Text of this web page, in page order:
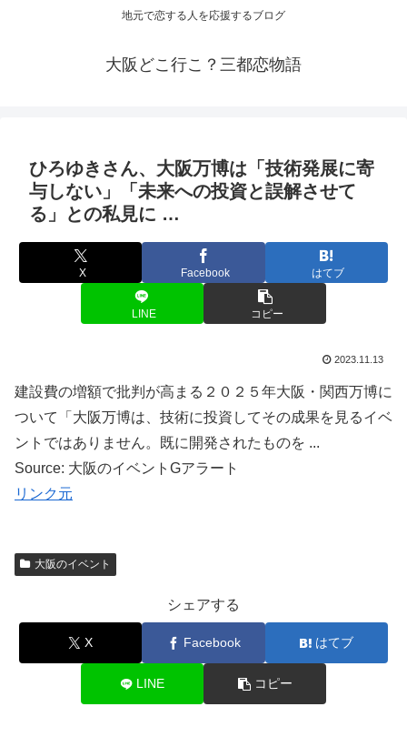
地元で恋する人を応援するブログ
大阪どこ行こ？三都恋物語
ひろゆきさん、 大阪万博は「技術発展に寄
与しない」「未来への投資と誤解させて
る」との私見に …
X Facebook はてブ
LINE コピー
2023.11.13
建設費の増額で批判が高まる２０２５年大阪・関西万博に
ついて「大阪万博は、技術に投資してその成果を見るイベ
ントではありません。既に開発されたものを ...
Source: 大阪のイベントGアラート
リンク元
大阪のイベント
シェアする
X Facebook はてブ
LINE コピー